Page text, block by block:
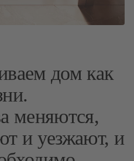
дом как
меняются,
и уезжают, и